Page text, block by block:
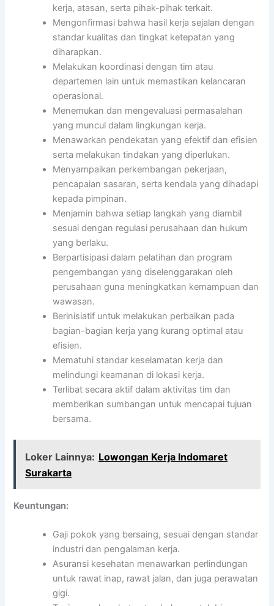
kerja, atasan, serta pihak-pihak terkait.
Mengonfirmasi bahwa hasil kerja sejalan dengan
standar kualitas dan tingkat ketepatan yang
diharapkan.
Melakukan koordinasi dengan tim atau
departemen lain untuk memastikan kelancaran
operasional.
Menemukan dan mengevaluasi permasalahan
yang muncul dalam lingkungan kerja.
Menawarkan pendekatan yang efektif dan efisien
serta melakukan tindakan yang diperlukan.
Menyampaikan perkembangan pekerjaan,
pencapaian sasaran, serta kendala yang dihadapi
kepada pimpinan.
Menjamin bahwa setiap langkah yang diambil
sesuai dengan regulasi perusahaan dan hukum
yang berlaku.
Berpartisipasi dalam pelatihan dan program
pengembangan yang diselenggarakan oleh
perusahaan guna meningkatkan kemampuan dan
wawasan.
Berinisiatif untuk melakukan perbaikan pada
bagian-bagian kerja yang kurang optimal atau
efisien.
Mematuhi standar keselamatan kerja dan
melindungi keamanan di lokasi kerja.
Terlibat secara aktif dalam aktivitas tim dan
memberikan sumbangan untuk mencapai tujuan
bersama.
Loker Lainnya: Lowongan Kerja Indomaret
Surakarta
Keuntungan:
Gaji pokok yang bersaing, sesuai dengan standar
industri dan pengalaman kerja.
Asuransi kesehatan menawarkan perlindungan
untuk rawat inap, rawat jalan, dan juga perawatan
gigi.